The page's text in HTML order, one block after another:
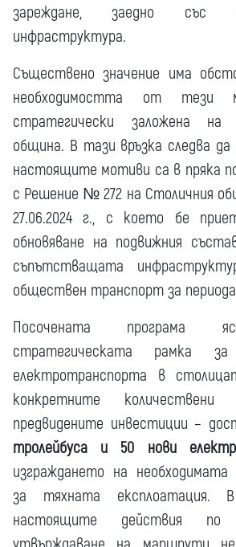
зареждане, заедно със
инфраструктура.
Съществено значение има
необходимостта от тези
стратегически заложена на
община. В тази връзка следва
настоящите мотиви са в пряка
с Решение № 272 на Столичния
27.06.2024 г., с което бе
обновяване на подвижния
съпътстващата
обществен транспорт за периода
Посочената програма
стратегическата рамка
електротранспорта в
конкретните
предвидените инвестиции –
тролейбуса и 50 нови
изграждането на необходимата
за тяхната експлоатация.
настоящите действия по